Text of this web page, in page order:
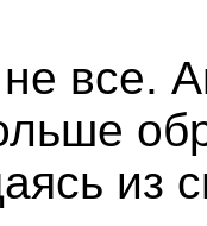
все.
из